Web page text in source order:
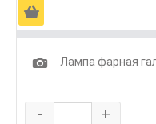
Ä
1
Лампа фарная
- +